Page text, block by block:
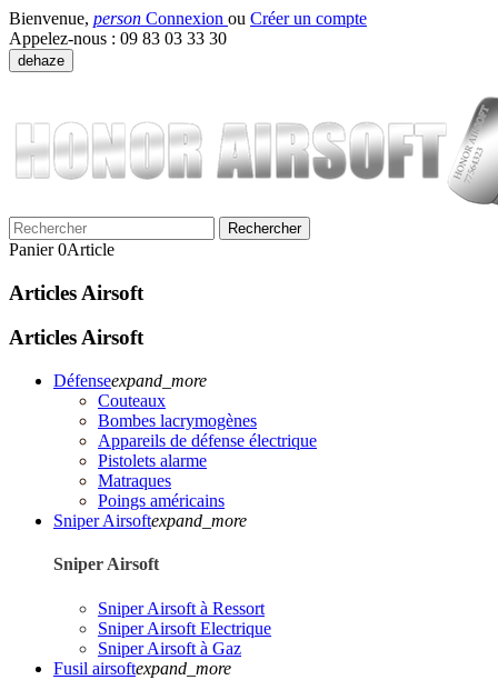
Bienvenue, person Connexion ou Créer un compte
Appelez-nous : 09 83 03 33 30
dehaze
Rechercher
Panier 0Article
Articles Airsoft
Articles Airsoft
Défenseexpand_more
Couteaux
Bombes lacrymogènes
Appareils de défense électrique
Pistolets alarme
Matraques
Poings américains
Sniper Airsoftexpand_more
Sniper Airsoft
Sniper Airsoft à Ressort
Sniper Airsoft Electrique
Sniper Airsoft à Gaz
Fusil airsoftexpand_more